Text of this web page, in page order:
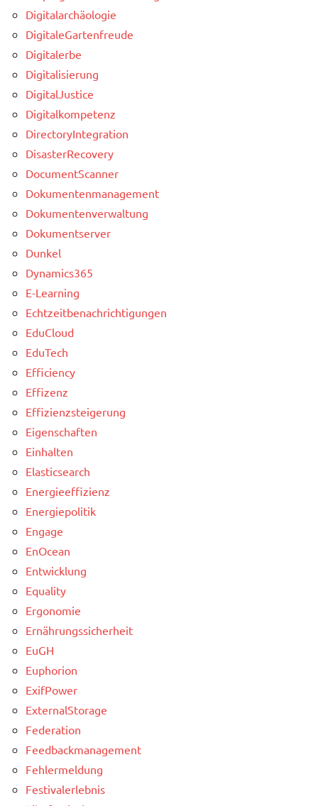
Digitalarchäologie
DigitaleGartenfreude
Digitalerbe
Digitalisierung
DigitalJustice
Digitalkompetenz
DirectoryIntegration
DisasterRecovery
DocumentScanner
Dokumentenmanagement
Dokumentenverwaltung
Dokumentserver
Dunkel
Dynamics365
E-Learning
Echtzeitbenachrichtigungen
EduCloud
EduTech
Efficiency
Effizenz
Effizienzsteigerung
Eigenschaften
Einhalten
Elasticsearch
Energieeffizienz
Energiepolitik
Engage
EnOcean
Entwicklung
Equality
Ergonomie
Ernährungssicherheit
EuGH
Euphorion
ExifPower
ExternalStorage
Federation
Feedbackmanagement
Fehlermeldung
Festivalerlebnis